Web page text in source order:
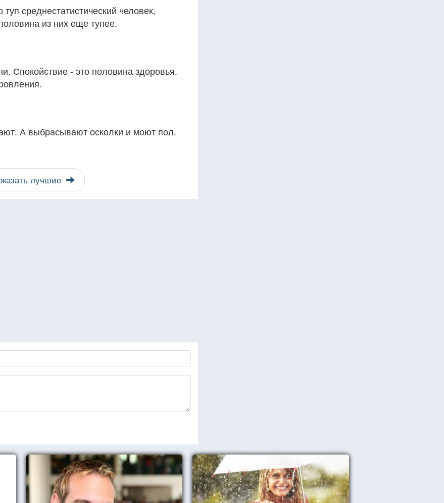
среднестатистический человек,
из них еще тупее.
Спокойствие - это половина здоровья.
А выбрасывают осколки и моют пол.
лучшие